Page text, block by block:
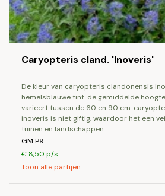
Caryopteris cland. 'Inoveris'
de kleur van caryopteris clandonensis inoveris is een prachtige
hemelsblauwe tint. de gemiddelde
varieert tussen de 60 en 90 cm.
inoveris is niet giftig, waardoor het een
tuinen en landschappen.
GM P9
€ 8,50 p/s
Toon alle partijen